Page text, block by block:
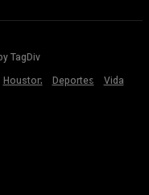
TagDiv
Houston Deportes Vida